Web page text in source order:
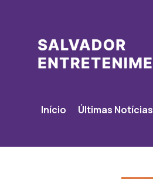
Início Últimas Notícias